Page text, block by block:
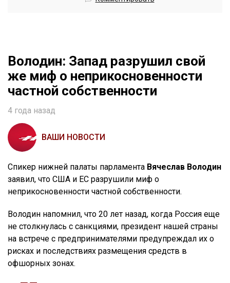
Володин: Запад разрушил свой
же миф о неприкосновенности
частной собственности
4 года назад
ВАШИ НОВОСТИ
Спикер нижней палаты парламента Вячеслав Володин
заявил, что США и ЕС разрушили миф о
неприкосновенности частной собственности.
Володин напомнил, что 20 лет назад, когда Россия еще
не столкнулась с санкциями, президент нашей страны
на встрече с предпринимателями предупреждал их о
рисках и последствиях размещения средств в
офшорных зонах.